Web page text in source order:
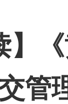
】
管